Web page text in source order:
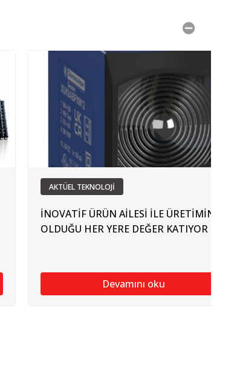
AKTÜEL TEKNOLOJİ
İNOVATİF ÜRÜN AİLESİ İLE ÜRETİMİN
OLDUĞU HER YERE DEĞER KATIYOR
Devamını oku